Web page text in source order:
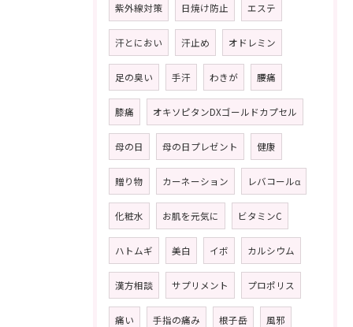
紫外線対策 日焼け防止 エステ
汗とにおい 汗止め オドレミン
足の臭い 手汗 わきが 腰痛
膝痛 オキソピタンDXゴールドカプセル
母の日 母の日プレゼント 健康
贈り物 カーネーション レバコールα
化粧水 お肌を元気に ビタミンC
ハトムギ 美白 イボ カルシウム
漢方相談 サプリメント プロポリス
痛い 手指の痛み 根子岳 風邪